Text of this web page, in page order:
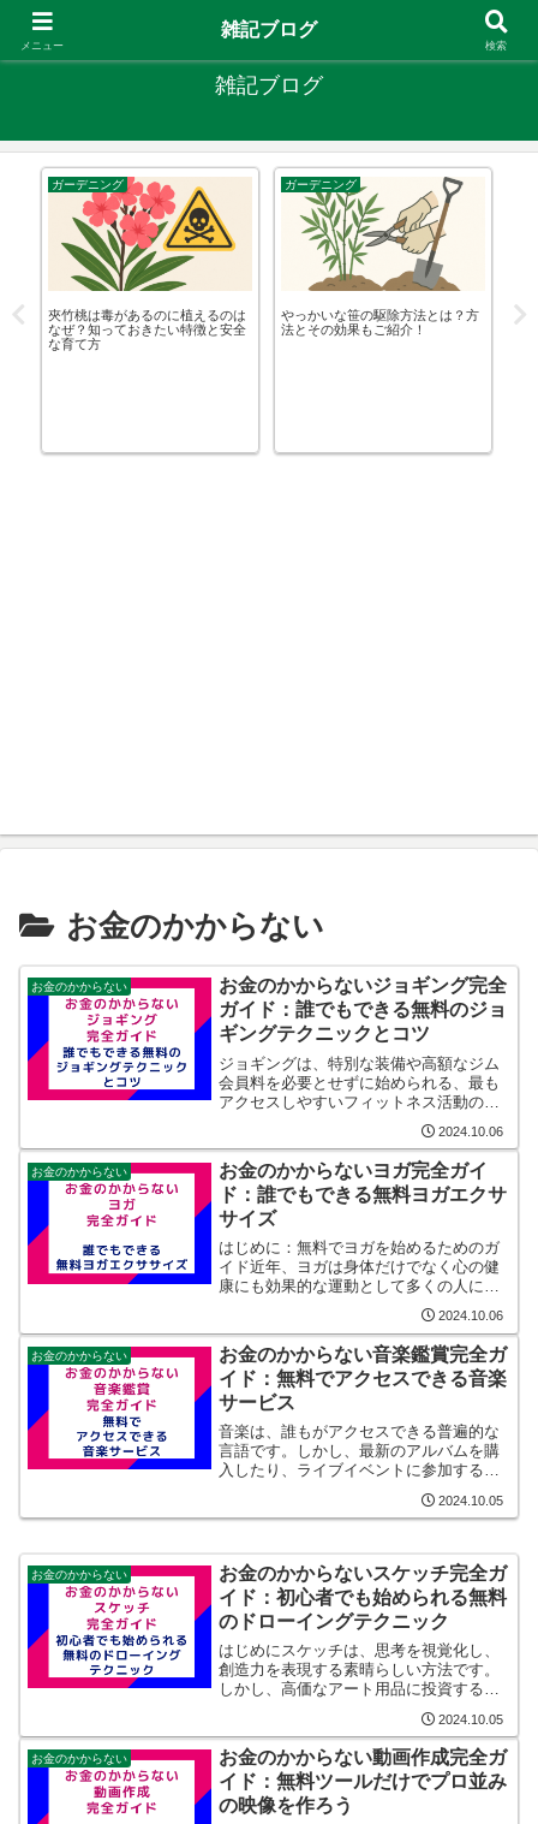
やりたいことがあるなら やってみたら？
雑記ブログ
わ
ガーデニング
夾竹桃は毒があるのに植えるのは
なぜ？知っておきたい特徴と安全
な育て方
ガーデニング
やっかいな笹の駆除方法とは？方
法とその効果もご紹介！
セ
お金のかからない
お金のかからない
お金のかからないジョギング完全
ガイド：誰でもできる無料のジョ
ギングテクニックとコツ
ジョギングは、特別な装備や高額なジム
会員料を必要とせずに始められる、最も
アクセスしやすいフィットネス活動の一
つです。このガイドでは、費用をかけず
にジョギングを楽しむ方法を紹介し、健
康を維持するための手頃なスタートポイ
ントを提供します。1. ...
2024.10.06
お金のかからない
お金のかからないヨガ完全ガイ
ド：誰でもできる無料ヨガエクサ
サイズ
はじめに：無料でヨガを始めるためのガ
イド近年、ヨガは身体だけでなく心の健
康にも効果的な運動として多くの人に受
け入れられています。しかし、スタジオ
でのレッスンや専門的なヨガクラスは費
用がかかるため、多くの人がそれらを躊
躇しています。本ガイドで...
2024.10.06
お金のかからない
お金のかからない音楽鑑賞完全ガ
イド：無料でアクセスできる音楽
サービス
音楽は、誰もがアクセスできる普遍的な
言語です。しかし、最新のアルバムを購
入したり、ライブイベントに参加するコ
ストは、多くの音楽愛好家にとって重い
負担となり得ます。本ガイドでは、「お
2024.10.05
お金のかからない
お金のかからないスケッチ完全ガ
イド：初心者でも始められる無料
のドローイングテクニック
はじめにスケッチは、思考を視覚化し、
創造力を表現する素晴らしい方法です。
しかし、高価なアート用品に投資するこ
となくスケッチを楽しむ方法があれば、
より気軽にアート活動を始めることがで
きます。このガイドでは、「お金のかか
らないスケッチ完全ガイド...
2024.10.05
お金のかからない
お金のかからない動画作成完全ガ
イド：無料ツールだけでプロ並み
の映像を作ろう
メニュー
雑記ブログ
検索